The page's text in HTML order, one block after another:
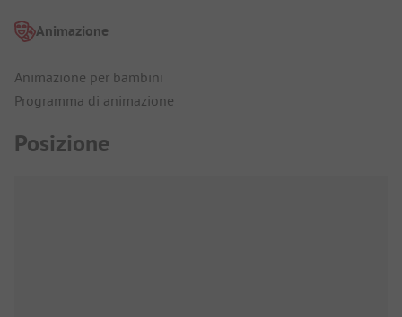
Animazione
Animazione per bambini
Programma di animazione
Posizione